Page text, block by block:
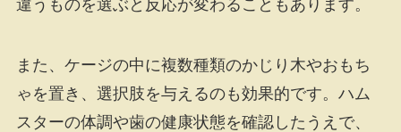
違うものを選ぶと反応が変わることもあります。
また、ケージの中に複数種類のかじり木やおもち
ゃを置き、選択肢を与えるのも効果的です。ハム
スターの体調や歯の健康状態を確認したうえで、